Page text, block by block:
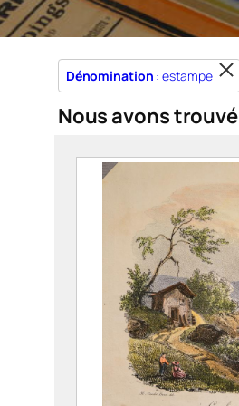
Dénomination : estampe
Nous avons trouvé